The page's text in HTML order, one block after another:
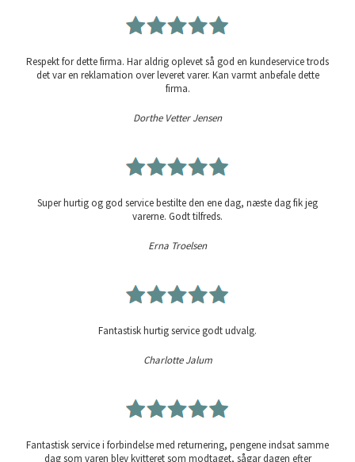
Respekt for dette firma. Har aldrig oplevet så god en kundeservice trods
det var en reklamation over leveret varer. Kan varmt anbefale dette
firma.
Dorthe Vetter Jensen
Super hurtig og god service bestilte den ene dag, næste dag fik jeg
varerne. Godt tilfreds.
Erna Troelsen
Fantastisk hurtig service godt udvalg.
Charlotte Jalum
Fantastisk service i forbindelse med returnering, pengene indsat samme
dag som varen blev kvitteret som modtaget, sågar dagen efter